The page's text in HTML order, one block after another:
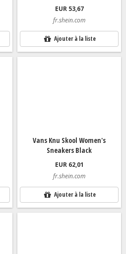
EUR 53,67
fr.shein.com
Ajouter à la liste
Vans Knu Skool Women's
Sneakers Black
EUR 62,01
fr.shein.com
Ajouter à la liste